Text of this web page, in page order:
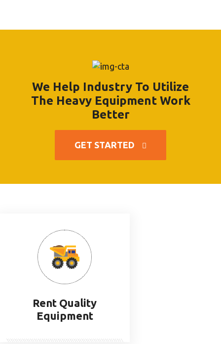
We Help Industry To Utilize
The Heavy Equipment Work
Better
GET STARTED
Rent Quality
Equipment